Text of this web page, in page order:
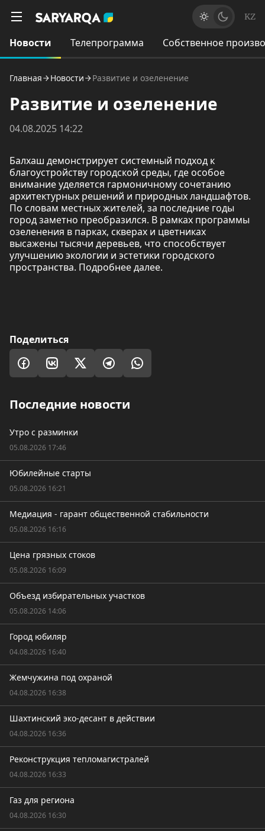
KZ
Новости Телепрограмма Собственное
Главная Новости Развитие и озеленение
Развитие и озеленение
04.08.2025 14:22
Балхаш демонстрирует системный подход к
благоустройству городской среды, где особое
внимание уделяется гармоничному сочетанию
архитектурных решений и природных ландшафтов.
По словам местных жителей, за последние годы
город заметно преобразился. В рамках программы
озеленения в парках, скверах и цветниках
высажены тысячи деревьев, что способствует
улучшению экологии и эстетики городского
пространства. Подробнее далее.
Поделиться
Последние новости
Утро с разминки
05.08.2026 17:46
Юбилейные старты
05.08.2026 16:21
Медиация - гарант общественной стабильности
05.08.2026 16:16
Цена грязных стоков
05.08.2026 16:09
Объезд избирательных участков
05.08.2026 14:06
Город юбиляр
04.08.2026 16:40
Жемчужина под охраной
04.08.2026 16:38
Шахтинский эко-десант в действии
04.08.2026 16:36
Реконструкция тепломагистралей
04.08.2026 16:33
Газ для региона
04.08.2026 16:30